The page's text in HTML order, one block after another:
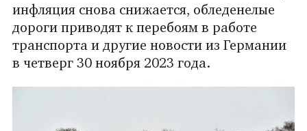
инфляция снова снижается, обледенелые
дороги приводят к перебоям в работе
транспорта и другие новости из Германии
в четверг 30 ноября 2023 года.